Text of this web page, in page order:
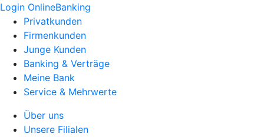
Login OnlineBanking
Privatkunden
Firmenkunden
Junge Kunden
Banking & Verträge
Meine Bank
Service & Mehrwerte
Über uns
Unsere Filialen